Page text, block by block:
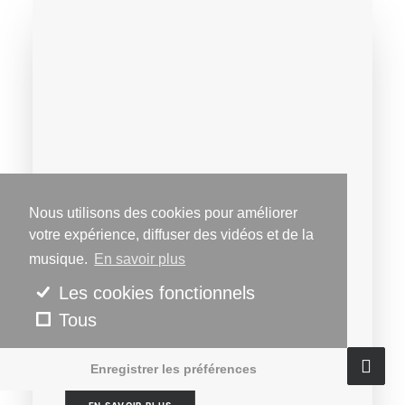
Nous utilisons des cookies pour améliorer
votre expérience, diffuser des vidéos et de la
musique.
En savoir plus
Les cookies fonctionnels
Tous
Enregistrer les préférences
Batucada des Mille
L’objectif de la Batucada
des Mille fut de réunir
plus de 1000 musiciens